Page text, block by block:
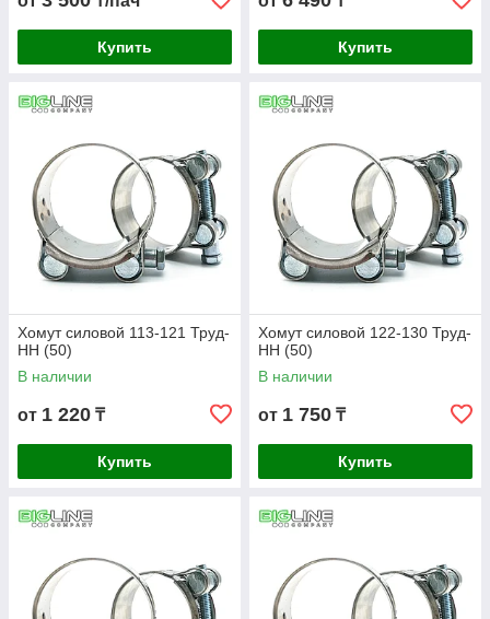
Купить Купить
Хомут силовой 113-121 Труд-
НН (50)
В наличии
от 1 220 ₸
Купить
Хомут силовой 122-130 Труд-
НН (50)
В наличии
от 1 750 ₸
Купить